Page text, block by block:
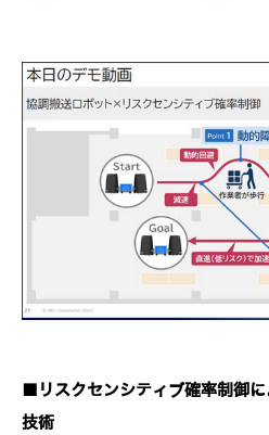
■リスクセンシティブ確率制御
技術